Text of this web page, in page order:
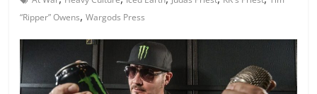
“Ripper” Owens,Wargods Press